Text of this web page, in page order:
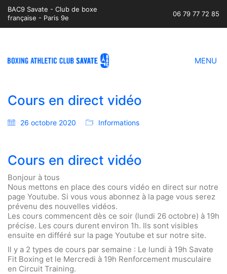
BAC9 Savate - Club de boxe
française - Paris 9e
06 79 77 72 85
MENU
Cours en direct vidéo
26 octobre 2020 Informations
Cours en direct vidéo
Bonjour à tous
Nous mettons en place des cours vidéo en direct sur notre
page Youtube. Si vous vous abonnez à la page vous serez
prévenu des nouvelles vidéos.
Les cours commencent dès ce soir (lundi 26 octobre) à 19h
précise. Les cours durent environ 1h. Ils sont visibles
ensuite en différé sur la page Youtube et sur notre site.
Il y a 2 types de cours par semaine : Le lundi à 19h Savate
Fit Boxing et le Mercredi à 19h Renforcement musculaire
en Circuit Training.